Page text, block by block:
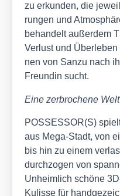
zu erkun­den, die
run­gen und
behan­delt außer­dem
Ver­lust und
nen von San­zu nach
Freun­din sucht.
Eine zer­bro­che­ne Welt
POSSESSOR(S)
aus Mega-Stadt, von
bis hin zu einem
durch­zo­gen von
Unheim­lich schö­ne
Kulis­se für